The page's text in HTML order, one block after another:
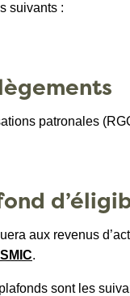
suivants :
patronales
aux revenus
.
sont les